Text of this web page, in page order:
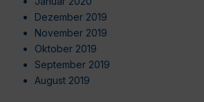
Dezember 2019
November 2019
Oktober 2019
September 2019
August 2019